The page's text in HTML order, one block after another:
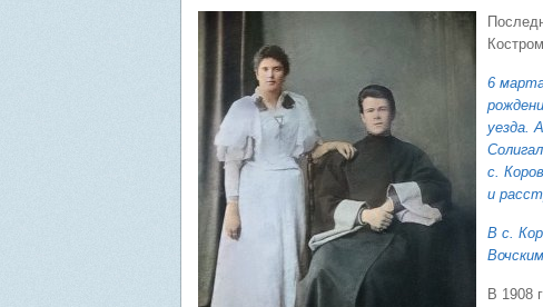
6
уезда.
с.
и
В с.
В 1908